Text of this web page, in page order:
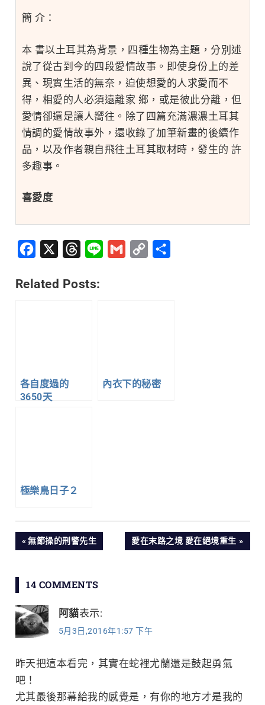
簡 介：
本 書以土耳其為背景，四種生物為主題，分別述
說了從古到今的四段愛情故事。即使身份上的差
異、現實生活的無奈，迫使想愛的人求愛而不
得，相愛的人必須遠離家 鄉，或是彼此分離，但
愛情卻還是讓人嚮往。除了四篇充滿濃濃土耳其
情調的愛情故事外，還收錄了加筆新畫的後續作
品，以及作者親自飛往土耳其取材時，發生的 許
多趣事。
喜愛度
Facebook Threads
Line Gmail
Copy
Related Posts:
各自度過的
3650天
內衣下的秘密
極樂鳥日子２
文
導
覽
PREVIOUS
無節操的刑警先生
NEXT
愛在末路之境 愛在絕境重生
14 COMMENTS
阿貓表示:
5月3日,2016年1:57 下午
昨天把這本看完，其實在蛇裡尤蘭還是鼓起勇氣
吧！
尤其最後那幕給我的感覺是，有你的地方才是我的